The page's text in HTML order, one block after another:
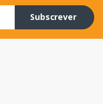
Subscrever